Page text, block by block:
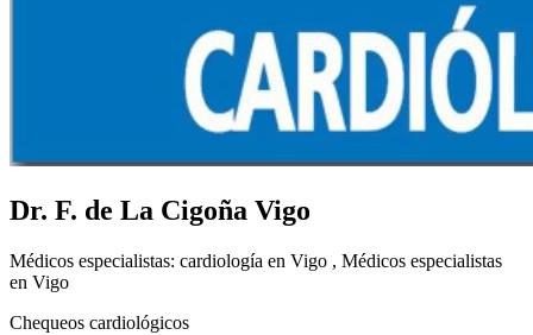
Dr. F. de La Cigoña Vigo
Médicos especialistas: cardiología en Vigo , Médicos especialistas
en Vigo
Chequeos cardiológicos